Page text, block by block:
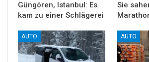
Güngören, Istanbul: Es
kam zu einer Schlägerei
Sie
AUTO AUTO